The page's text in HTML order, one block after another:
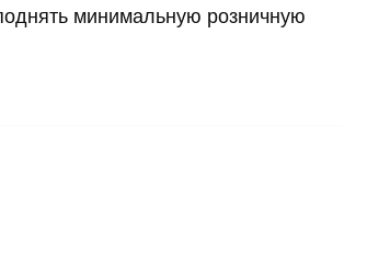
минимальную розничную